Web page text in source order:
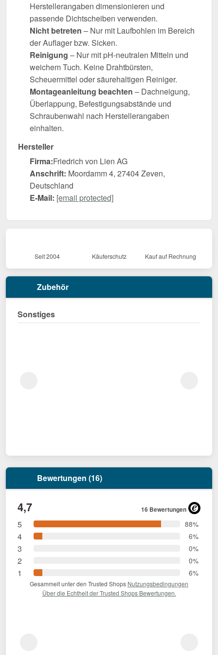
Herstellerangaben dimensionieren und
passende Dichtscheiben verwenden.
Nicht betreten – Nur mit Laufbohlen im Bereich
der Auflager bzw. Sicken.
Reinigung – Nur mit pH-neutralen Mitteln und
weichem Tuch. Keine Drahtbürsten,
Scheuermittel oder säurehaltigen Reiniger.
Montageanleitung beachten – Dachneigung,
Überlappung, Befestigungsabstände und
Schraubenwahl nach Herstellerangaben
einhalten.
Hersteller
Firma:Friedrich von Lien AG
Anschrift: Moordamm 4, 27404 Zeven,
Deutschland
E-Mail: [email protected]
Seit 2004 Käuferschutz Kauf auf Rechnung
Zubehör
Sonstiges
Bewertungen (16)
4,7 16 Bewertungen
5 88%
4 6%
3 0%
2 0%
1 6%
Gesammelt unter den Trusted Shops Nutzungsbedingungen
Über die Echtheit der Trusted Shops Bewertungen.